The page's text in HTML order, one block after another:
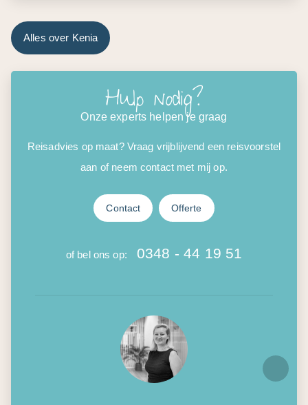
Alles over Kenia
Hulp nodig?
Onze experts helpen je graag
Reisadvies op maat? Vraag vrijblijvend een reisvoorstel
aan of neem contact met mij op.
Contact Offerte
of bel ons op: 0348 - 44 19 51